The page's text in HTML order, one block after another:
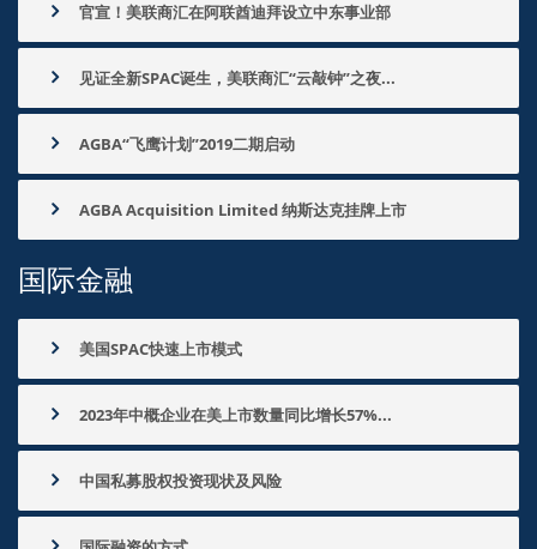
官宣！美联商汇在阿联酋迪拜设立中东事业部
见证全新SPAC诞生，美联商汇“云敲钟”之夜...
AGBA“飞鹰计划”2019二期启动
AGBA Acquisition Limited 纳斯达克挂牌上市
国际金融
美国SPAC快速上市模式
2023年中概企业在美上市数量同比增长57%...
中国私募股权投资现状及风险